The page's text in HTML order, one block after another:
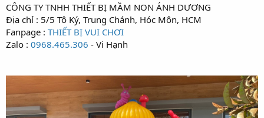
CÔNG TY TNHH THIẾT BỊ MẦM NON ÁNH DƯƠNG
Địa chỉ : 5/5 Tô Ký, Trung Chánh, Hóc Môn, HCM
Fanpage : THIẾT BỊ VUI CHƠI
Zalo : 0968.465.306 - Vi Hạnh